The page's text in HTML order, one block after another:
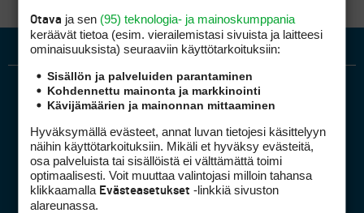
Golfpiste mediakortti
Otava ja sen (95) teknologia- ja mainoskumppania
keräävät tietoa (esim. vierailemis­tasi sivuista ja laitteesi
ominaisuuk­sista) seuraaviin käyttötarkoituksiin:
Sisällön ja palveluiden parantaminen
Kohdennettu mainonta ja markkinointi
Kävijämäärien ja mainonnan mittaaminen
Hyväksymällä evästeet, annat luvan tietojesi käsittelyyn
näihin käyttötarkoituksiin. Mikäli et hyväksy evästeitä,
osa palveluista tai sisällöistä ei välttämättä toimi
optimaalisesti. Voit muuttaa valintojasi milloin tahansa
klikkaamalla Evästeasetukset -linkkiä sivuston
alareunassa.